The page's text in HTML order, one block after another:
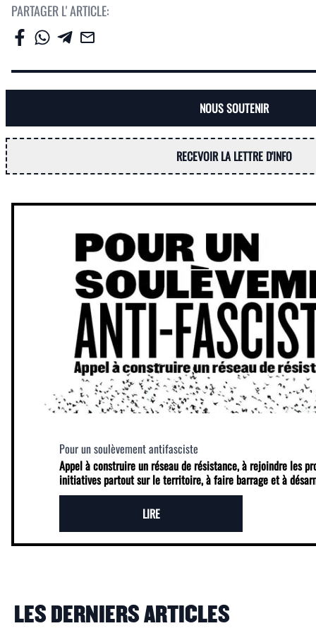
PARTAGER L' ARTICLE:
NOUS SOUTENIR
RECEVOIR LA LETTRE D'INFO
Pour un soulèvement antifasciste
Appel à construire un réseau de résistance, à rejoindre les
initiatives partout sur le territoire, à faire barrage et à
LIRE
LES DERNIERS ARTICLES